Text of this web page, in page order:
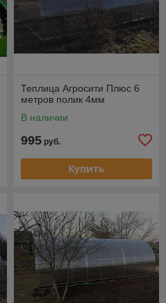
Теплица Агросити Плюс 6
метров полик 4мм
В наличии
995 руб.
Купить